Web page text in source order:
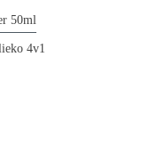
50ml
4v1